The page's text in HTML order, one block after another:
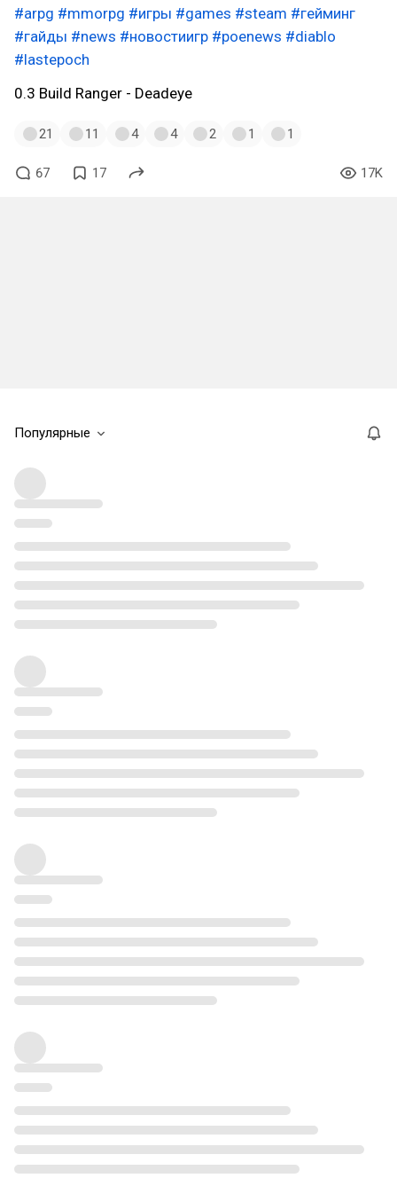
#arpg #mmorpg #игры #games #steam #гейминг
#гайды #news #новостиигр #poenews #diablo
#lastepoch
0.3 Build Ranger - Deadeye
21 11 4 4 2 1 1
67 17 17K
Популярные